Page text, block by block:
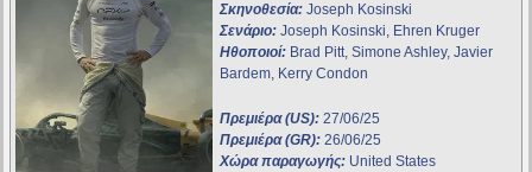
Σκηνοθεσία: Joseph Kosinski
Σενάριο: Joseph Kosinski, Ehren Kruger
Ηθοποιοί: Brad Pitt, Simone Ashley, Javier
Bardem, Kerry Condon
Πρεμιέρα (US): 27/06/25
Πρεμιέρα (GR): 26/06/25
Χώρα παραγωγής: United States